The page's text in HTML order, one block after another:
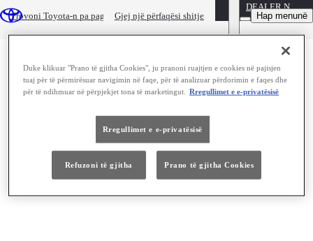
Provoni Toyota-n pa pagesëGjej një përfaqësi shitje
DEALER NAME
Hap menunë
Provo Land Cruiser falas
Duke klikuar "Prano të gjitha Cookies", ju pranoni ruajtjen e cookies në pajisjen
tuaj për të përmirësuar navigimin në faqe, për të analizuar përdorimin e faqes dhe
për të ndihmuar në përpjekjet tona të marketingut.
Rregullimet e e-privatësisë
Rregullimet e e-privatësisë
Refuzoni të gjitha Prano të gjitha Cookies